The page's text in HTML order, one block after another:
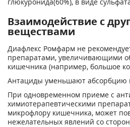
Взаимодействие с
веществами
Диафлекс Ромфарм не
препаратами, увеличивающими
кишечника (например, большое
Антациды уменьшают абсорбцию
При одновременном приеме с
химиотерапевтическими
микрофлору кишечника, может
нежелательных явлений со